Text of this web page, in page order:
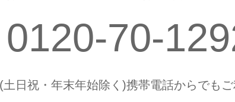
0120-70-
土日祝・年末年始除く)携帯電話からでも